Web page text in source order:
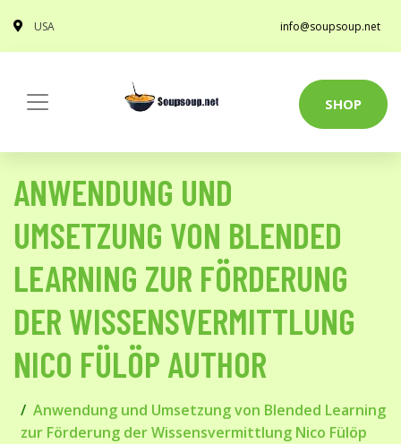
USA info@soupsoup.net
SHOP
ANWENDUNG UND
UMSETZUNG VON BLENDED
LEARNING ZUR FÖRDERUNG
DER WISSENSVERMITTLUNG
NICO FÜLÖP AUTHOR
Anwendung und Umsetzung von Blended Learning
zur Förderung der Wissensvermittlung Nico Fülöp